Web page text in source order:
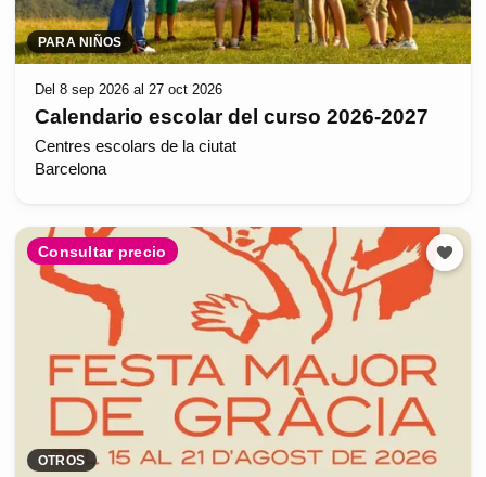
PARA NIÑOS
Del 8 sep 2026 al 27 oct 2026
Calendario escolar del curso 2026-2027
Centres escolars de la ciutat
Barcelona
Consultar precio
OTROS